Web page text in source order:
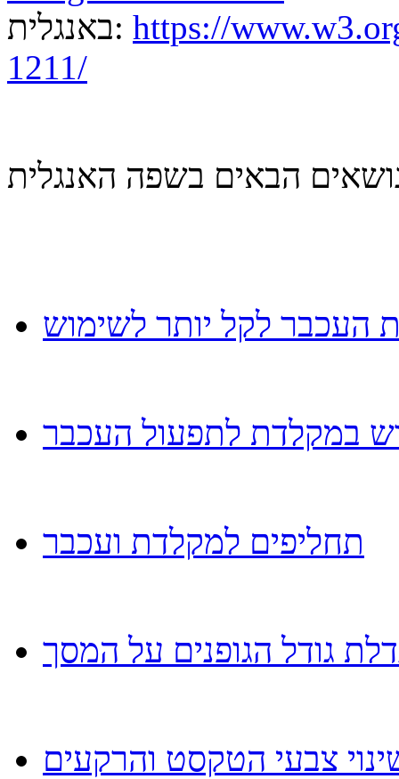
באנגלית: https://
1211/
העכבר לקל יותר לשימוש
במקלדת לתפעול העכבר
תחליפים למקלדת ועכבר
גודל הגופנים על המסך
צבעי הטקסט והרקעים